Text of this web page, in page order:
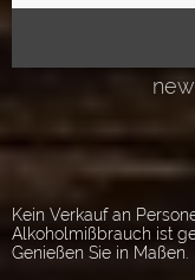
Kein Verkauf an
Alkoholmißbrauch ist
Genießen Sie in Maßen.